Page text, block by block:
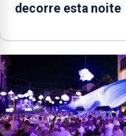
decorre esta noite